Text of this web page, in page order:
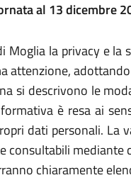
al 13 dicembre
Moglia la privacy e
attenzione,
si descrivono le
è resa ai
dati personali. La
consultabili mediante
chiaramente